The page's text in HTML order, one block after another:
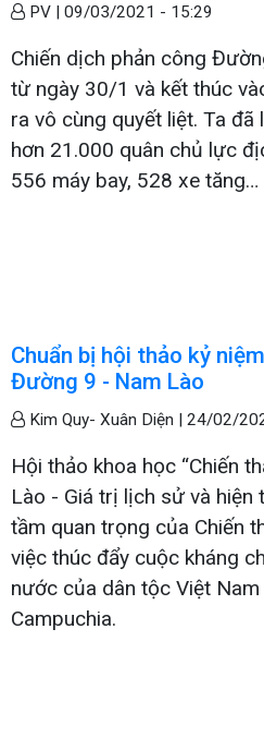
PV | 09/03/2021 - 15:29
Chiến dịch phản công
từ ngày 30/1 và kết thúc
ra vô cùng quyết liệt. Ta đã
hơn 21.000 quân chủ lực
556 máy bay, 528 xe tăng…
Chuẩn bị hội thảo kỷ
Đường 9 - Nam Lào
Kim Quy- Xuân Diện | 24/02/
Hội thảo khoa học “Chiến
Lào - Giá trị lịch sử và hiện
tầm quan trọng của Chiến
việc thúc đẩy cuộc kháng
nước của dân tộc Việt
Campuchia.